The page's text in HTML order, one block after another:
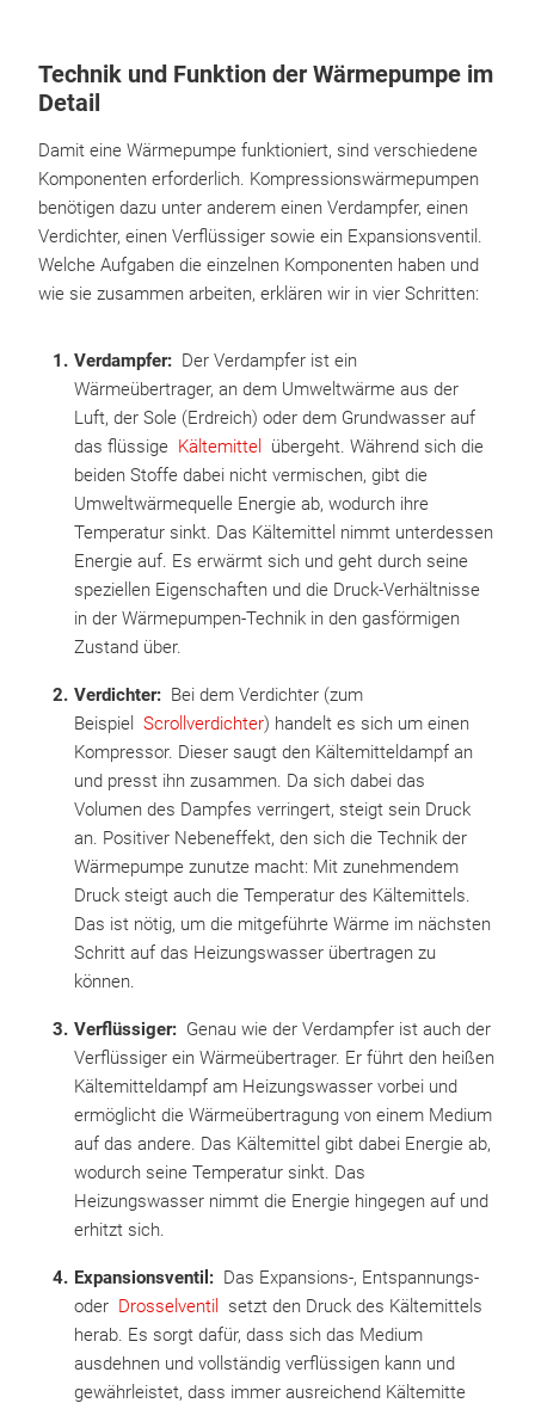
Technik und Funktion der Wärmepumpe im
Detail
Damit eine Wärmepumpe funktioniert, sind verschiedene
Komponenten erforderlich. Kompressionswärmepumpen
benötigen dazu unter anderem einen Verdampfer, einen
Verdichter, einen Verflüssiger sowie ein Expansionsventil.
Welche Aufgaben die einzelnen Komponenten haben und
wie sie zusammen arbeiten, erklären wir in vier Schritten:
Verdampfer: Der Verdampfer ist ein
Wärmeübertrager, an dem Umweltwärme aus der
Luft, der Sole (Erdreich) oder dem Grundwasser auf
das flüssige Kältemittel
übergeht. Während sich die
beiden Stoffe dabei nicht vermischen, gibt die
Umweltwärmequelle Energie ab, wodurch ihre
Temperatur sinkt. Das Kältemittel nimmt unterdessen
Energie auf. Es erwärmt sich und geht durch seine
speziellen Eigenschaften und die Druck-Verhältnisse
in der Wärmepumpen-Technik in den gasförmigen
Zustand über.
Verdichter: Bei dem Verdichter (zum
Beispiel Scrollverdichter) handelt es sich um einen
Kompressor. Dieser saugt den Kältemitteldampf an
und presst ihn zusammen. Da sich dabei das
Volumen des Dampfes verringert, steigt sein Druck
an. Positiver Nebeneffekt, den sich die Technik der
Wärmepumpe zunutze macht: Mit zunehmendem
Druck steigt auch die Temperatur des Kältemittels.
Das ist nötig, um die mitgeführte Wärme im nächsten
Schritt auf das Heizungswasser übertragen zu
können.
Verflüssiger: Genau wie der Verdampfer ist auch der
Verflüssiger ein Wärmeübertrager. Er führt den heißen
Kältemitteldampf am Heizungswasser vorbei und
ermöglicht die Wärmeübertragung von einem Medium
auf das andere. Das Kältemittel gibt dabei Energie ab,
wodurch seine Temperatur sinkt. Das
Heizungswasser nimmt die Energie hingegen auf und
erhitzt sich.
Expansionsventil: Das Expansions-, Entspannungs-
oder Drosselventil
setzt den Druck des Kältemittels
herab. Es sorgt dafür, dass sich das Medium
ausdehnen und vollständig verflüssigen kann und
gewährleistet, dass immer ausreichend Kältemitte